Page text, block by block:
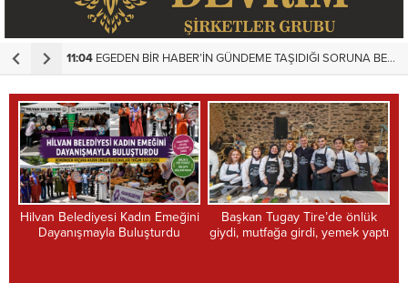
11:04 EGEDEN BİR HABER’İN GÜNDEME TAŞIDIĞI SORUNA BELEDİYEDEN HIZLI MÜDAHALE
Hilvan Belediyesi Kadın Emeğini
Dayanışmayla Buluşturdu
Başkan Tugay Tire’de önlük
giydi, mutfağa girdi, yemek yaptı